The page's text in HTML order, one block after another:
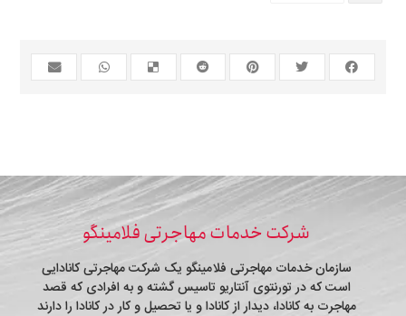
شرکت خدمات مهاجرتی فلامینگو
سازمان خدمات مهاجرتی فلامینگو یک شرکت مهاجرتی کانادایی
است که در تورنتوی آنتاریو تاسیس گشته و به افرادی که قصد
مهاجرت به کانادا، دیدار از کانادا و یا تحصیل و کار در کانادا را دارند